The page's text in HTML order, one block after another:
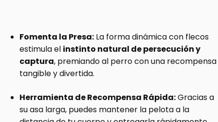
Fomenta la Presa: La forma dinámica con flecos
estimula el instinto natural de persecución y
captura, premiando al perro con una recompensa
tangible y divertida.
Herramienta de Recompensa Rápida:Gracias a
su asa larga, puedes mantener la pelota a la